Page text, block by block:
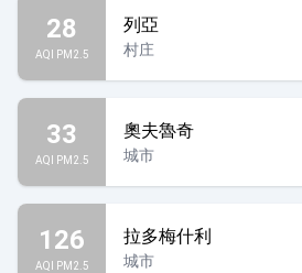
28
AQI PM2.5
列亞
村庄
33
AQI PM2.5
奧夫魯奇
城市
126
AQI PM2.5
拉多梅什利
城市